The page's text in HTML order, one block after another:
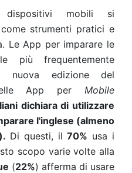
mobili si
strumenti pratici e
Le App per imparare le
più frequentemente
nuova edizione del
App per Mobile
dichiara di utilizzare
l'inglese (almeno
Di questi, il70% usa i
scopo varie volte alla
(22%) afferma di usare